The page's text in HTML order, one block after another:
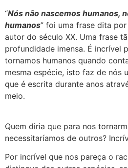
“Nós não nascemos humanos,
humanos” foi uma frase dita
autor do século XX. Uma frase
profundidade imensa. É incrível
tornamos humanos quando
mesma espécie, isto faz de nós
que é escrita durante anos
meio.
Quem diria que para nos
necessitaríamos de outros?
Por incrível que nos pareça o